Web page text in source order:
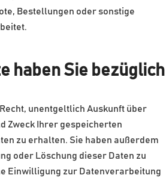
Bestellungen oder sonstige
haben Sie bezüglich
unentgeltlich Auskunft über
Zweck Ihrer gespeicherten
zu erhalten. Sie haben außerdem
oder Löschung dieser Daten zu
Einwilligung zur Datenverarbeitung